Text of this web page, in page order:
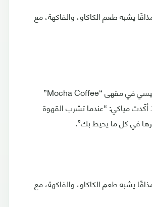
يشبه طعم الكاكاو، والفاكهة، مع
ويتمثل المنتج الرّئيسي في مقهى “Mocha Coffee”
أكّدت مياكي: “عندما تشرب القهوة
في كل ما يحيط بك”.
يشبه طعم الكاكاو، والفاكهة، مع